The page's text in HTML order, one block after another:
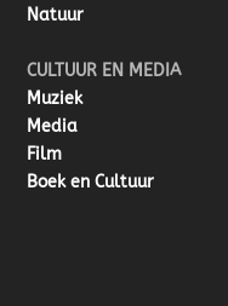
Natuur
CULTUUR EN MEDIA
Muziek
Media
Film
Boek en Cultuur